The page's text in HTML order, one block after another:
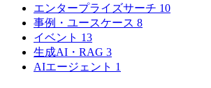
エンタープライズサーチ 10
事例・ユースケース 8
イベント 13
生成AI・RAG 3
AIエージェント 1